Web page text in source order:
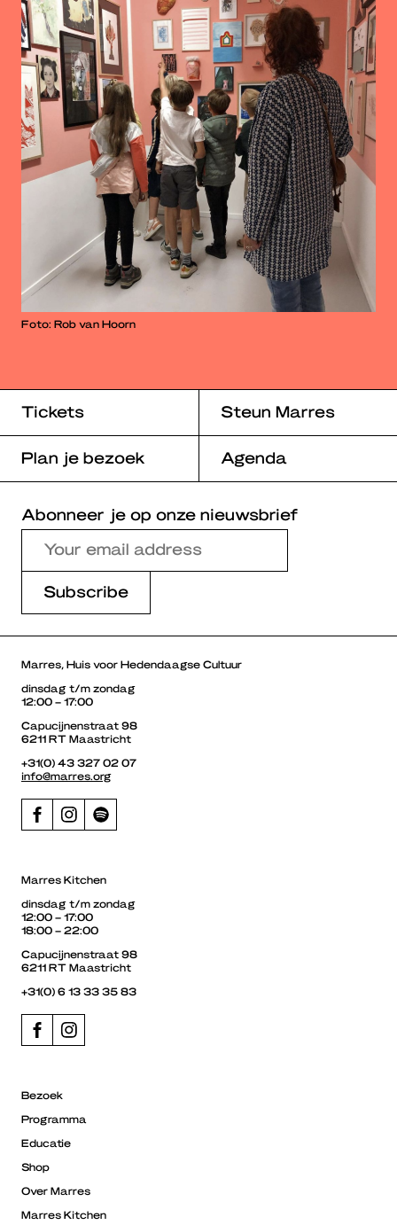
Foto: Rob van Hoorn
Tickets Steun Marres
Plan je bezoek Agenda
Abonneer je op onze nieuwsbrief
Marres, Huis voor Hedendaagse Cultuur
dinsdag t/m zondag
12:00 – 17:00
Capucijnenstraat 98
6211 RT Maastricht
+31(0) 43 327 02 07
info@marres.org
Marres Kitchen
dinsdag t/m zondag
12:00 – 17:00
18:00 – 22:00
Capucijnenstraat 98
6211 RT Maastricht
+31(0) 6 13 33 35 83
Bezoek
Programma
Educatie
Shop
Over Marres
Marres Kitchen